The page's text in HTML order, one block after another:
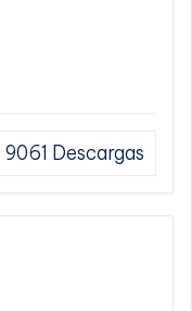
9061 Descargas